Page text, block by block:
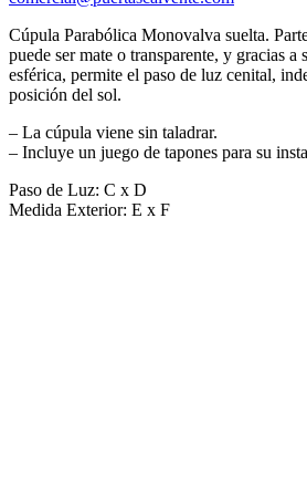
Cúpula Parabólica Monovalva suelta.
puede ser mate o transparente, y gracias a
esférica, permite el paso de luz cenital,
posición del sol.
– La cúpula viene sin taladrar.
– Incluye un juego de tapones para su
Paso de Luz: C x D
Medida Exterior: E x F